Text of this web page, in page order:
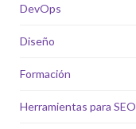
DevOps
Diseño
Formación
Herramientas para SEO